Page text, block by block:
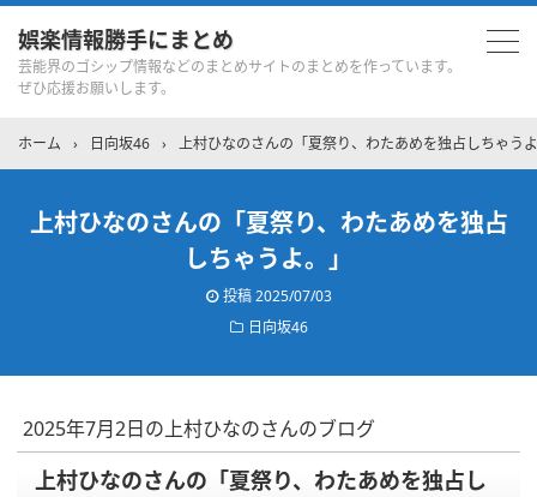
娯楽情報勝手にまとめ
芸能界のゴシップ情報などのまとめサイトのまとめを作っています。
ぜひ応援お願いします。
ホーム › 日向坂46 › 上村ひなのさんの「夏祭り、わたあめを独占しちゃう
上村ひなのさんの「夏祭り、わたあめを独占
しちゃうよ。」
投稿2025/07/03
日向坂46
2025年7月2日の上村ひなのさんのブログ
上村ひなのさんの「夏祭り、わたあめを独占し